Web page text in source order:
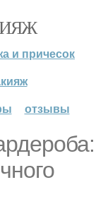
и причесок
отзывы